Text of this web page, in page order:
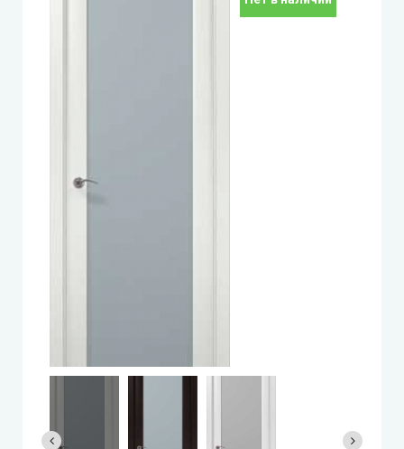
Экодверка (из массива сосны)
StilDoors (СтилДорс)